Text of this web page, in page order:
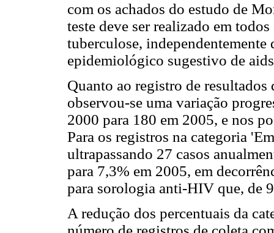
com os achados do estudo de
teste deve ser realizado em
tuberculose,
epidemiológico sugestivo de
Quanto ao registro de
observou-se uma variação
2000 para 180 em 2005, e nos
Para os registros na categoria
ultrapassando 27 casos
para 7,3% em 2005, em
para sorologia anti-HIV que, de
A redução dos percentuais da